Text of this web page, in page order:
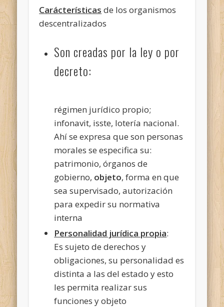
Carácterísticas de los organismos
descentralizados
Son creadas por la ley o por
decreto:
régimen jurídico propio;
infonavit, isste, lotería nacional.
Ahí se expresa que son personas
morales se especifica su:
patrimonio, órganos de
gobierno, objeto, forma en que
sea supervisado, autorización
para expedir su normativa
interna
Personalidad jurídica propia:
Es sujeto de derechos y
obligaciones, su personalidad es
distinta a las del estado y esto
les permita realizar sus
funciones y objeto